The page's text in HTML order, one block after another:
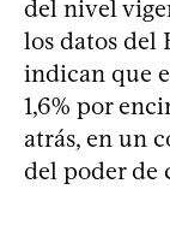
del nivel
los datos del
indican que
1,6% por
atrás, en un
del poder de